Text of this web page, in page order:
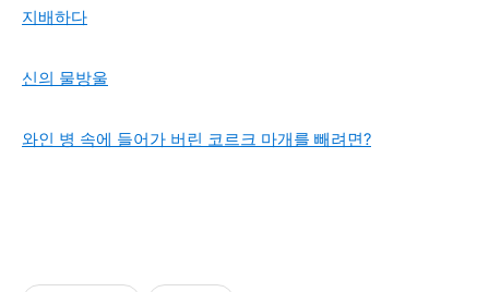
지배하다
신의 물방울
와인 병 속에 들어가 버린 코르크 마개를 빼려면?